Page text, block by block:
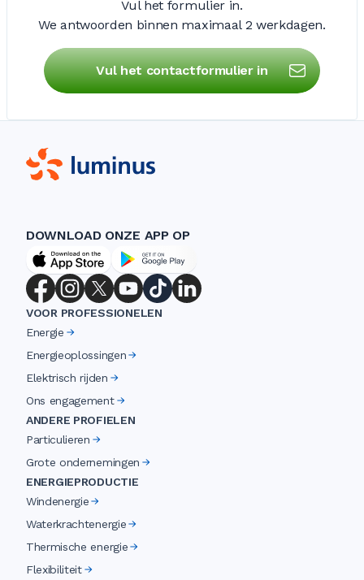
Vul het formulier in.
We antwoorden binnen maximaal 2 werkdagen.
Vul het contactformulier in
DOWNLOAD ONZE APP OP
VOOR PROFESSIONELEN
Energie
Energieoplossingen
Elektrisch rijden
Ons engagement
ANDERE PROFIELEN
Particulieren
Grote ondernemingen
ENERGIEPRODUCTIE
Windenergie
Waterkrachtenergie
Thermische energie
Flexibiliteit